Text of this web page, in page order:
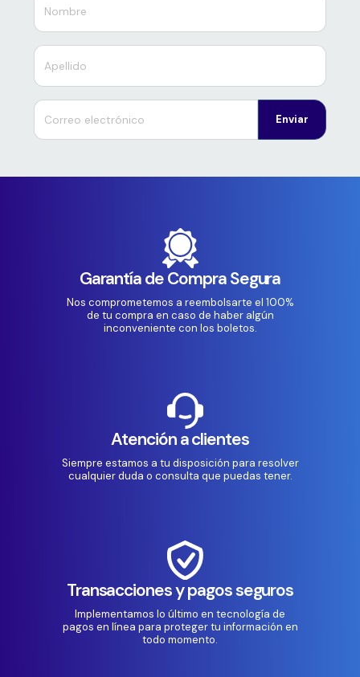
Enviar
Garantía de Compra Segura
Nos comprometemos a reembolsarte el 100%
de tu compra en caso de haber algún
inconveniente con los boletos.
Atención a clientes
Siempre estamos a tu disposición para resolver
cualquier duda o consulta que puedas tener.
Transacciones y pagos seguros
Implementamos lo último en tecnología de
pagos en línea para proteger tu información en
todo momento.